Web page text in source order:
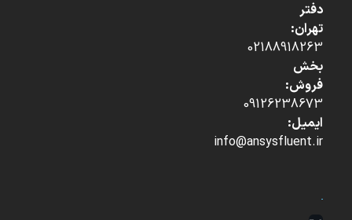
دفتر
تهران:
02188918263
بخش
فروش:
09126238673
ایمیل:
info@ansysfluent.ir